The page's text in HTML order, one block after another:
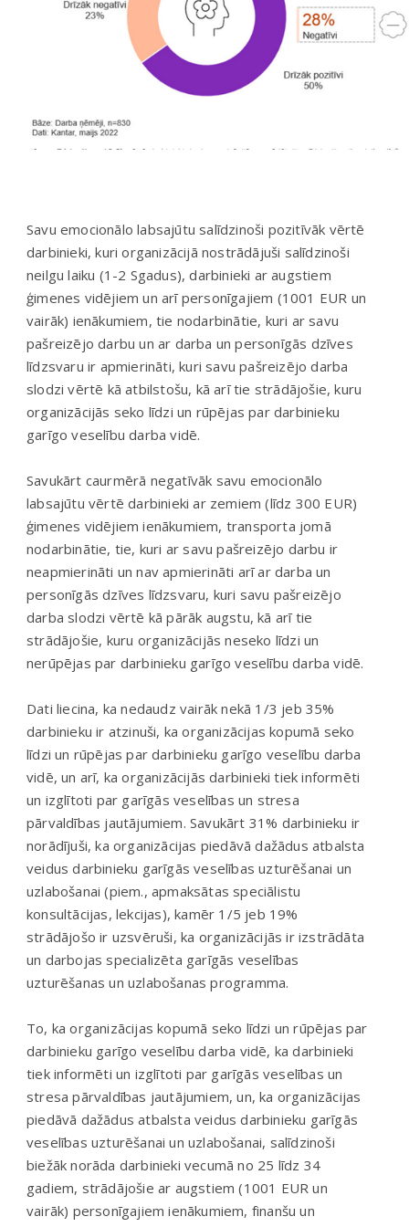
Savu emocionālo labsajūtu salīdzinoši pozitīvāk vērtē
darbinieki, kuri organizācijā nostrādājuši salīdzinoši
neilgu laiku (1-2 Sgadus), darbinieki ar augstiem
ģimenes vidējiem un arī personīgajiem (1001 EUR un
vairāk) ienākumiem, tie nodarbinātie, kuri ar savu
pašreizējo darbu un ar darba un personīgās dzīves
līdzsvaru ir apmierināti, kuri savu pašreizējo darba
slodzi vērtē kā atbilstošu, kā arī tie strādājošie, kuru
organizācijās seko līdzi un rūpējas par darbinieku
garīgo veselību darba vidē.
Savukārt caurmērā negatīvāk savu emocionālo
labsajūtu vērtē darbinieki ar zemiem (līdz 300 EUR)
ģimenes vidējiem ienākumiem, transporta jomā
nodarbinātie, tie, kuri ar savu pašreizējo darbu ir
neapmierināti un nav apmierināti arī ar darba un
personīgās dzīves līdzsvaru, kuri savu pašreizējo
darba slodzi vērtē kā pārāk augstu, kā arī tie
strādājošie, kuru organizācijās neseko līdzi un
nerūpējas par darbinieku garīgo veselību darba vidē.
Dati liecina, ka nedaudz vairāk nekā 1/3 jeb 35%
darbinieku ir atzinuši, ka organizācijas kopumā seko
līdzi un rūpējas par darbinieku garīgo veselību darba
vidē, un arī, ka organizācijās darbinieki tiek informēti
un izglītoti par garīgās veselības un stresa
pārvaldības jautājumiem. Savukārt 31% darbinieku ir
norādījuši, ka organizācijas piedāvā dažādus atbalsta
veidus darbinieku garīgās veselības uzturēšanai un
uzlabošanai (piem., apmaksātas speciālistu
konsultācijas, lekcijas), kamēr 1/5 jeb 19%
strādājošo ir uzsvēruši, ka organizācijās ir izstrādāta
un darbojas specializēta garīgās veselības
uzturēšanas un uzlabošanas programma.
To, ka organizācijas kopumā seko līdzi un rūpējas par
darbinieku garīgo veselību darba vidē, ka darbinieki
tiek informēti un izglītoti par garīgās veselības un
stresa pārvaldības jautājumiem, un, ka organizācijas
piedāvā dažādus atbalsta veidus darbinieku garīgās
veselības uzturēšanai un uzlabošanai, salīdzinoši
biežāk norāda darbinieki vecumā no 25 līdz 34
gadiem, strādājošie ar augstiem (1001 EUR un
vairāk) personīgajiem ienākumiem, finanšu un